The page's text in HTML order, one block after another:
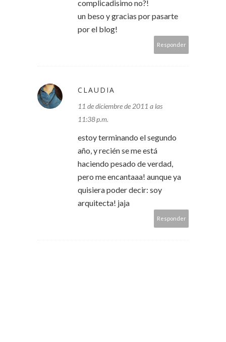
complicadisimo no?!
un beso y gracias por pasarte
por el blog!
Responder
CLAUDIA
11 de diciembre de 2011 a las
11:38 p.m.
estoy terminando el segundo
año, y recién se me está
haciendo pesado de verdad,
pero me encantaaa! aunque ya
quisiera poder decir: soy
arquitecta! jaja
Responder